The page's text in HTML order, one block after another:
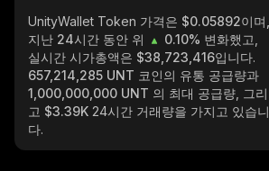
UnityWallet Token 가격은 $0.05892이며,
지난 24시간 동안 위
0.10% 변화했고,
실시간 시가총액은 $38,723,416입니다.
657,214,285 UNT 코인의 유통 공급량과
1,000,000,000 UNT 의 최대 공급량, 그리
고 $3.39K 24시간 거래량을 가지고 있습니
다.